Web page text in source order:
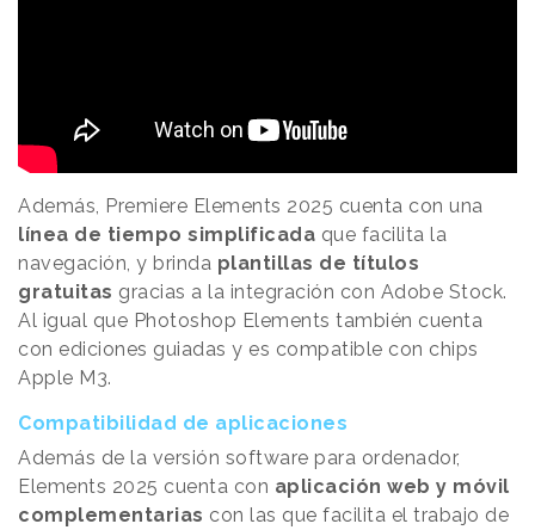
Además, Premiere Elements 2025 cuenta con una
línea de tiempo simplificada que facilita la
navegación, y brinda plantillas de títulos
gratuitas gracias a la integración con Adobe Stock.
Al igual que Photoshop Elements también cuenta
con ediciones guiadas y es compatible con chips
Apple M3.
Compatibilidad de aplicaciones
Además de la versión software para ordenador,
Elements 2025 cuenta con aplicación web y móvil
complementarias con las que facilita el trabajo de